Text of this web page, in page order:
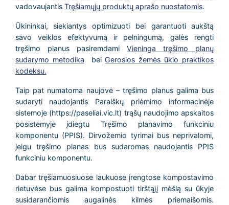
vadovaujantis Tręšiamųjų produktų aprašo nuostatomis.
Ūkininkai, siekiantys optimizuoti bei garantuoti aukštą
savo veiklos efektyvumą ir pelningumą, galės rengti
tręšimo planus pasiremdamiVieninga tręšimo planų
sudarymo metodika beiGerosios žemės ūkio praktikos
kodeksu.
Taip pat numatoma naujovė – tręšimo planus galima bus
sudaryti naudojantis Paraiškų priėmimo informacinėje
sistemoje (https://paseliai.vic.lt) trąšų naudojimo apskaitos
posistemyje įdiegtu Tręšimo planavimo funkciniu
komponentu (PPIS). Dirvožemio tyrimai bus neprivalomi,
jeigu tręšimo planas bus sudaromas naudojantis PPIS
funkciniu komponentu.
Dabar tręšiamuosiuose laukuose įrengtose kompostavimo
rietuvėse bus galima kompostuoti tirštąjį mėšlą su ūkyje
susidarančiomis augalinės kilmės priemaišomis.